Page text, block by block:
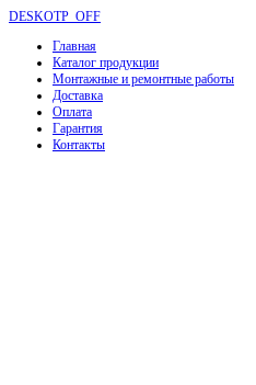
DESKOTP_OFF
Главная
Каталог продукции
Монтажные и ремонтные работы
Доставка
Оплата
Гарантия
Контакты